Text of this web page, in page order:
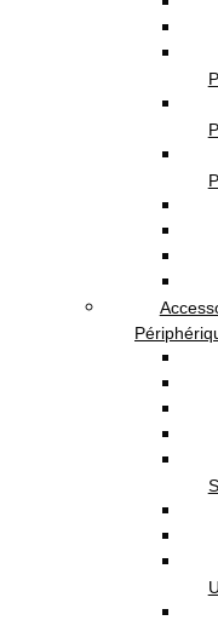
TV-
Pack 2-en-
microphone – HOCO
Pack 2-
Previous product
Casque Bluetooth
Casque Bluetooth P47
Rupture de
Nom de la